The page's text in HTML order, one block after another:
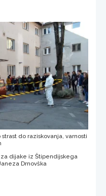
do raziskovanja, varnosti
dijake iz Štipendijskega
Drnovška